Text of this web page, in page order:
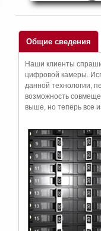
Общие сведения
Наши клиенты
цифровой камеры.
данной технологии,
возможность
выше, но теперь все